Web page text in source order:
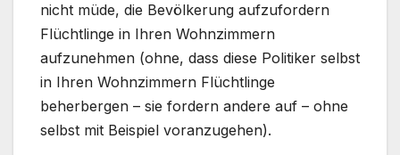
nicht müde, die Bevölkerung aufzufordern
Flüchtlinge in Ihren Wohnzimmern
aufzunehmen (ohne, dass diese Politiker selbst
in Ihren Wohnzimmern Flüchtlinge
beherbergen – sie fordern andere auf – ohne
selbst mit Beispiel voranzugehen).